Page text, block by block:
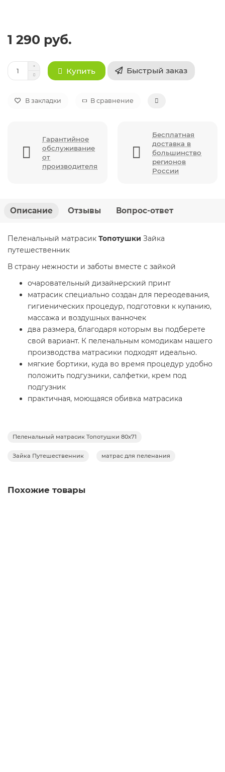
1 290 руб.
Купить Быстрый заказ
В закладки В сравнение
Гарантийное
обслуживание
от
производителя
Бесплатная
доставка в
большинство
регионов
России
Описание Отзывы Вопрос-ответ
Пеленальный матрасик Топотушки Зайка
путешественник
В страну нежности и заботы вместе с зайкой
очаровательный дизайнерский принт
матрасик специально создан для переодевания,
гигиенических процедур, подготовки к купанию,
массажа и воздушных ванночек
два размера, благодаря которым вы подберете
свой вариант. К пеленальным комодикам нашего
производства матрасики подходят идеально.
мягкие бортики, куда во время процедур удобно
положить подгузники, салфетки, крем под
подгузник
практичная, моющаяся обивка матрасика
стандартами безопасности
достойная высота (4 см) - крохе будет невероятно
оставлять одного на пеленальном комоде или
Пеленальный матрасик Топотушки 80х71
Зайка Путешественник матрас для пеленания
Похожие товары